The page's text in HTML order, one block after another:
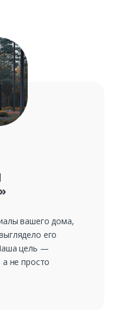
вашего дома,
его
цель —
а не просто